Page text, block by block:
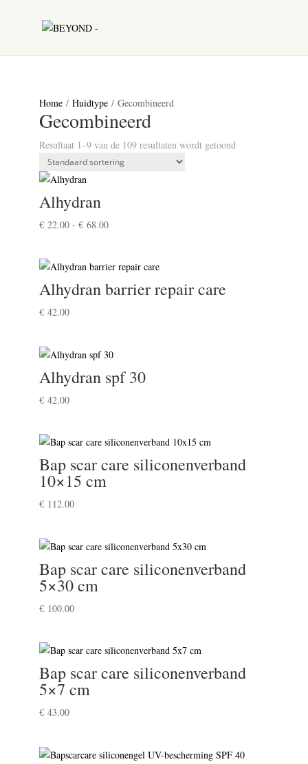
Home/ Huidtype/ Gecombineerd
Gecombineerd
Resultaat 1–9 van de 109 resultaten wordt getoond
Alhydran
€22.00 - €68.00Prijsklasse:
€ 68.00
Alhydran barrier repair care
€42.00
Alhydran spf 30
€42.00
Bap scar care siliconenverband
10×15 cm
€112.00
Bap scar care siliconenverband
5×30 cm
€100.00
Bap scar care siliconenverband
5×7 cm
€43.00